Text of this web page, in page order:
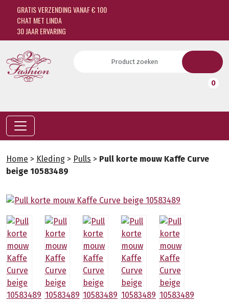
GRATIS VERZENDING VANAF € 100
CHAT MET LINDA
30 JAAR ERVARING
0
Home > Kleding > Pulls > Pull korte mouw Kaffe Curve
beige 10583489